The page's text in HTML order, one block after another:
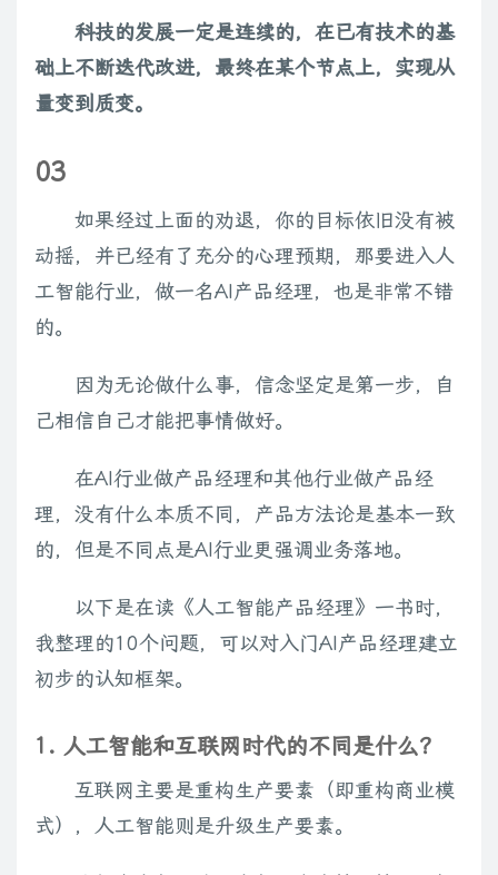
科技的发展一定是连续的，在已有技术的基
础上不断迭代改进，最终在某个节点上，实现从
量变到质变。
03
如果经过上面的劝退，你的目标依旧没有被
动摇，并已经有了充分的心理预期，那要进入人
工智能行业，做一名AI产品经理，也是非常不错
的。
因为无论做什么事，信念坚定是第一步，自
己相信自己才能把事情做好。
在AI行业做产品经理和其他行业做产品经
理，没有什么本质不同，产品方法论是基本一致
的，但是不同点是AI行业更强调业务落地。
以下是在读《人工智能产品经理》一书时，
我整理的10个问题，可以对入门AI产品经理建立
初步的认知框架。
1. 人工智能和互联网时代的不同是什么？
互联网主要是重构生产要素（即重构商业模
式），人工智能则是升级生产要素。